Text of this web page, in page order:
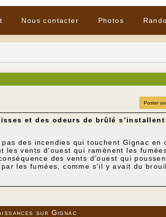
Nous contacter Photos
Poster
et des odeurs de brûlé
des incendies qui touchent Gignac
les vents d'ouest qui ramènent les
des vents d’ouest qui
les fumées, comme s'il y avait du
conseillé de fermer les fenêtres. Mais
sur Gignac